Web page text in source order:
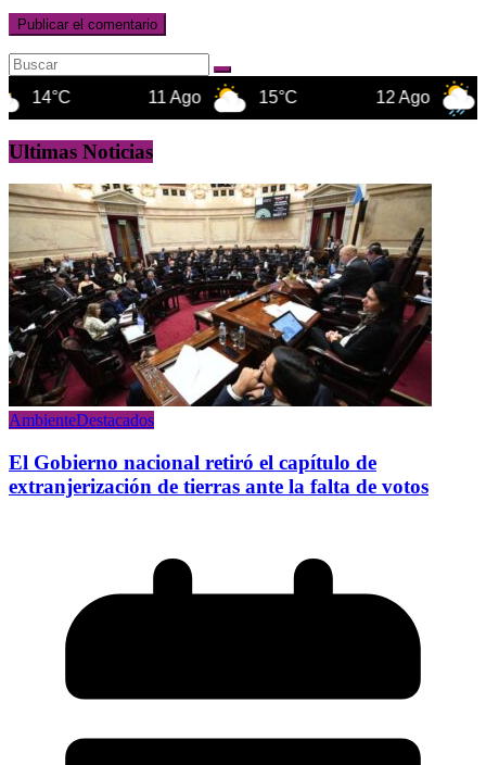
15°C 16°C
Ultimas Noticias
AmbienteDestacados
El Gobierno nacional retiró el capítulo de
extranjerización de tierras ante la falta de votos